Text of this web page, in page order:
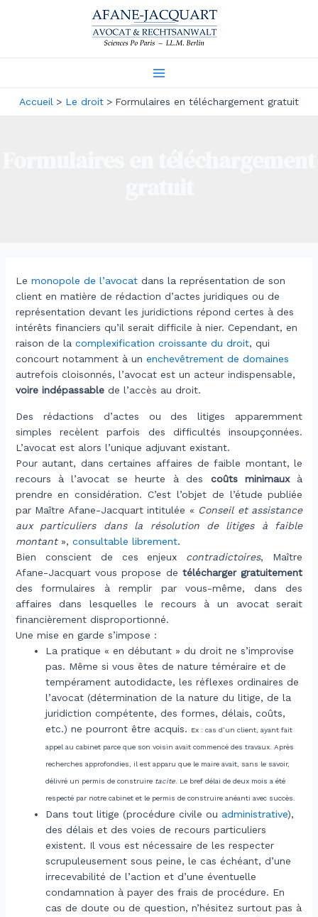
Accueil Le droit Formulaires en téléchargement gratuit
Le monopole de l’avocatdans la représentation de son
client en matière de rédaction d’actes juridiques ou de
représentation devant les juridictions répond certes à des
intérêts financiers qu’il serait difficile à nier. Cependant, en
raison de la complexification croissante du droit, qui
concourt notamment à un enchevêtrement de domaines
autrefois cloisonnés, l’avocat est un acteur indispensable,
voire indépassablede l’accès au droit.
Des rédactions d’actes ou des litiges apparemment
simples recèlent parfois des difficultés insoupçonnées.
L’avocat est alors l’unique adjuvant existant.
Pour autant, dans certaines affaires de faible montant, le
recours à l’avocat se heurte à des coûts minimauxà
prendre en considération. C’est l’objet de l’étude publiée
par Maître Afane-Jacquart intitulée « Conseil et assistance
aux particuliers dans la résolution de litiges à faible
montant», consultable librement.
Bien conscient de ces enjeux contradictoires, Maître
Afane-Jacquart vous propose detélécharger gratuitement
des formulaires à remplir par vous-même, dans des
affaires dans lesquelles le recours à un avocat serait
financièrement disproportionné.
Une mise en garde s’impose :
La pratique « en débutant » du droit ne s’improvise
pas. Même si vous êtes de nature téméraire et de
tempérament autodidacte, les réflexes ordinaires de
l’avocat (détermination de la nature du litige, de la
juridiction compétente, des formes, délais, coûts,
etc.) ne pourront être acquis.
Ex : cas d’un client, ayant fait
appel au cabinet parce que son voisin avait commencé des travaux. Après
recherches approfondies, il est apparu que le maire avait, sans le savoir,
délivré un permis de construire tacite. Le bref délai de deux mois a été
respecté par notre cabinet et le permis de construire anéanti avec succès.
Dans tout litige (procédure civile ou administrative),
des délais et des voies de recours particuliers
existent. Il vous est nécessaire de les respecter
scrupuleusement sous peine, le cas échéant, d’une
irrecevabilité de l’action et d’une éventuelle
condamnation à payer des frais de procédure. En
cas de doute ou de question, n’hésitez surtout pas à